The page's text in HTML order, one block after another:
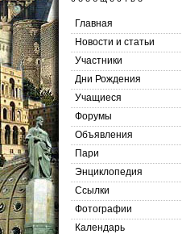
Главная
Новости и статьи
Участники
Дни Рождения
Учащиеся
Форумы
Объявления
Пари
Энциклопедия
Cсылки
Фотографии
Календарь